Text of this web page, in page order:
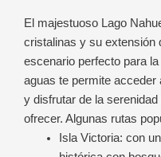
El majestuoso Lago
cristalinas y su extensión
escenario perfecto para
aguas te permite
y disfrutar de la
ofrecer. Algunas rutas
Isla Victoria: con